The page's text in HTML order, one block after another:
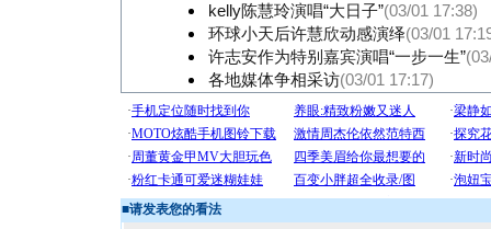
kelly陈慧玲演唱“大日子”(03/01 17:38)
环球小天后许慧欣动感演绎(03/01
许志安作为特别嘉宾演唱“一步一生”
各地媒体争相采访(03/01 17:17)
■请发表您的看法